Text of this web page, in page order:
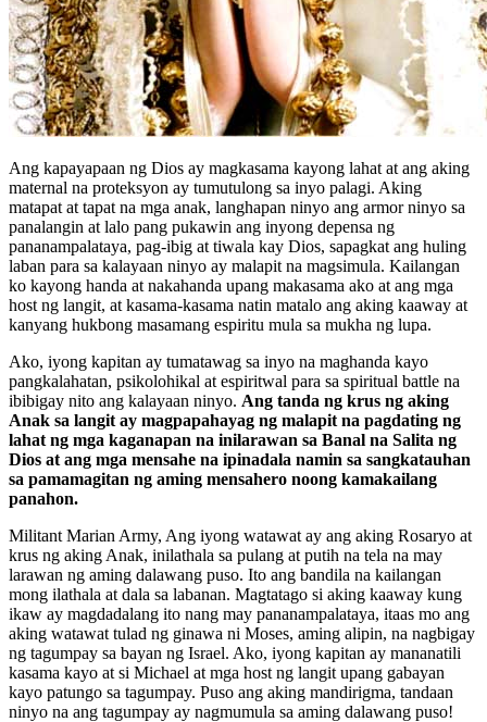
Ang kapayapaan ng Dios ay magkasama kayong lahat at ang aking
maternal na proteksyon ay tumutulong sa inyo palagi. Aking
matapat at tapat na mga anak, langhapan ninyo ang armor ninyo sa
panalangin at lalo pang pukawin ang inyong depensa ng
pananampalataya, pag-ibig at tiwala kay Dios, sapagkat ang huling
laban para sa kalayaan ninyo ay malapit na magsimula. Kailangan
ko kayong handa at nakahanda upang makasama ako at ang mga
host ng langit, at kasama-kasama natin matalo ang aking kaaway at
kanyang hukbong masamang espiritu mula sa mukha ng lupa.
Ako, iyong kapitan ay tumatawag sa inyo na maghanda kayo
pangkalahatan, psikolohikal at espiritwal para sa spiritual battle na
ibibigay nito ang kalayaan ninyo. Ang tanda ng krus ng aking
Anak sa langit ay magpapahayag ng malapit na pagdating ng
lahat ng mga kaganapan na inilarawan sa Banal na Salita ng
Dios at ang mga mensahe na ipinadala namin sa sangkatauhan
sa pamamagitan ng aming mensahero noong kamakailang
panahon.
Militant Marian Army, Ang iyong watawat ay ang aking Rosaryo at
krus ng aking Anak, inilathala sa pulang at putih na tela na may
larawan ng aming dalawang puso. Ito ang bandila na kailangan
mong ilathala at dala sa labanan. Magtatago si aking kaaway kung
ikaw ay magdadalang ito nang may pananampalataya, itaas mo ang
aking watawat tulad ng ginawa ni Moses, aming alipin, na nagbigay
ng tagumpay sa bayan ng Israel. Ako, iyong kapitan ay mananatili
kasama kayo at si Michael at mga host ng langit upang gabayan
kayo patungo sa tagumpay. Puso ang aking mandirigma, tandaan
ninyo na ang tagumpay ay nagmumula sa aming dalawang puso!